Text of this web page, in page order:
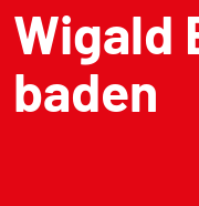
Wigald
baden